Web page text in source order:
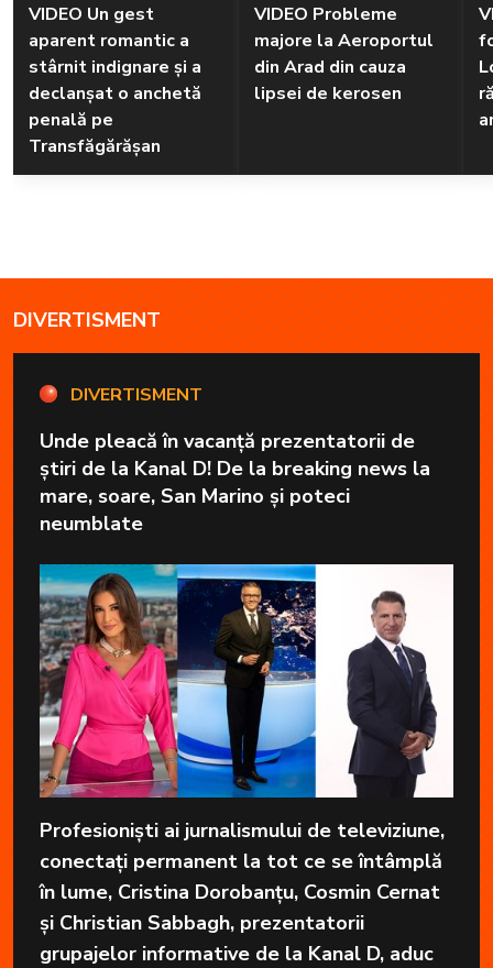
VIDEO Un gest
aparent romantic a
stârnit indignare și a
declanșat o anchetă
penală pe
Transfăgărășan
VIDEO Probleme
majore la Aeroportul
din Arad din cauza
lipsei de kerosen
DIVERTISMENT
DIVERTISMENT
Unde pleacă în vacanță prezentatorii de
știri de la Kanal D! De la breaking news la
mare, soare, San Marino și poteci
neumblate
Profesioniști ai jurnalismului de televiziune,
conectați permanent la tot ce se întâmplă
în lume, Cristina Dorobanțu, Cosmin Cernat
și Christian Sabbagh, prezentatorii
grupajelor informative de la Kanal D, aduc